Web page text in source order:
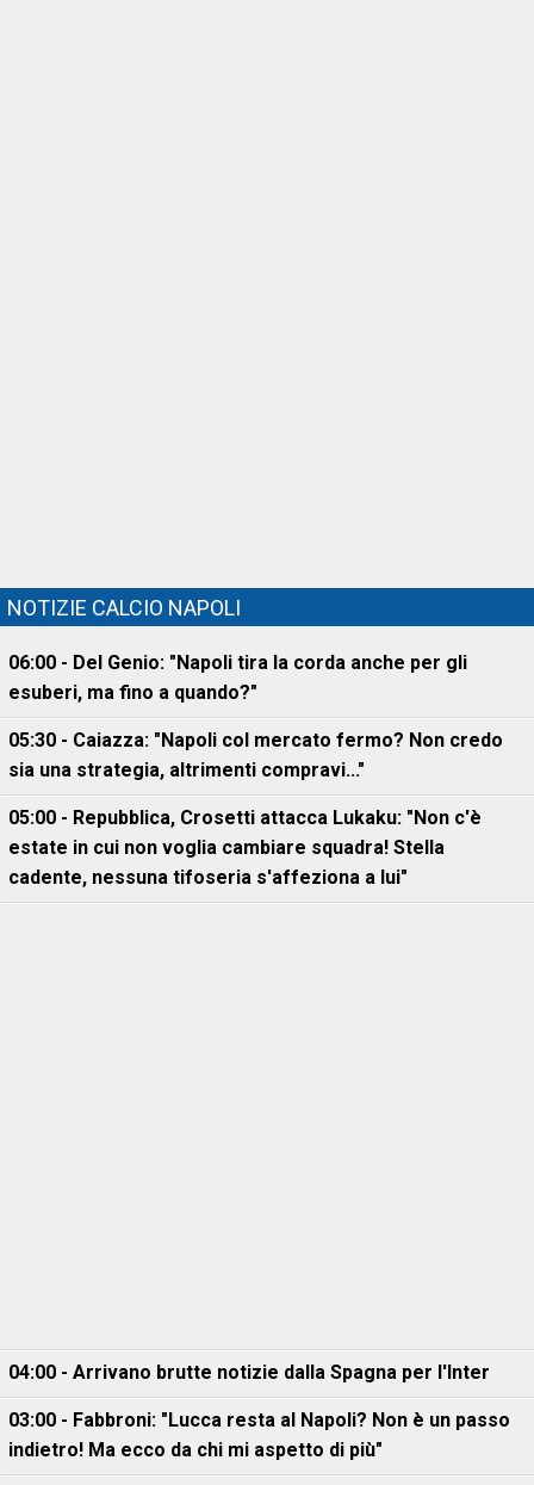
NOTIZIE CALCIO NAPOLI
06:00 - Del Genio: "Napoli tira la corda anche per gli
esuberi, ma fino a quando?"
05:30 - Caiazza: "Napoli col mercato fermo? Non credo
sia una strategia, altrimenti compravi..."
05:00 - Repubblica, Crosetti attacca Lukaku: "Non c'è
estate in cui non voglia cambiare squadra! Stella
cadente, nessuna tifoseria s'affeziona a lui"
04:00 - Arrivano brutte notizie dalla Spagna per l'Inter
03:00 - Fabbroni: "Lucca resta al Napoli? Non è un passo
indietro! Ma ecco da chi mi aspetto di più"